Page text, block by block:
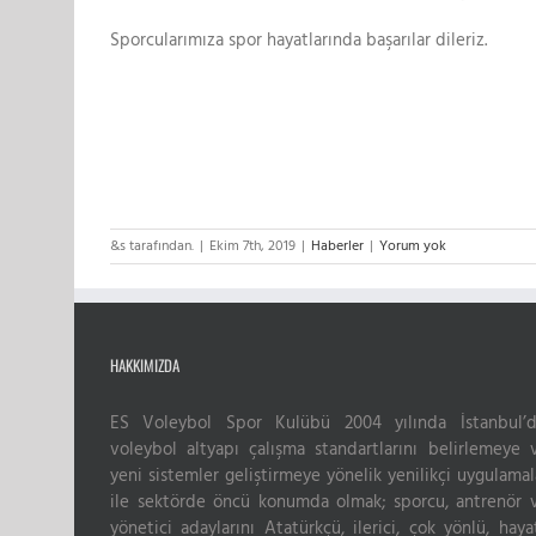
Sporcularımıza spor hayatlarında başarılar dileriz.
&s tarafından. | Ekim 7th, 2019 | Haberler | Yorum yok
HAKKIMIZDA
ES Voleybol Spor Kulübü 2004 yılında
voleybol altyapı çalışma standartlarını belirlemeye
yeni sistemler geliştirmeye yönelik yenilikçi
ile sektörde öncü konumda olmak; sporcu, antrenör
yönetici adaylarını Atatürkçü, ilerici, çok yönlü,